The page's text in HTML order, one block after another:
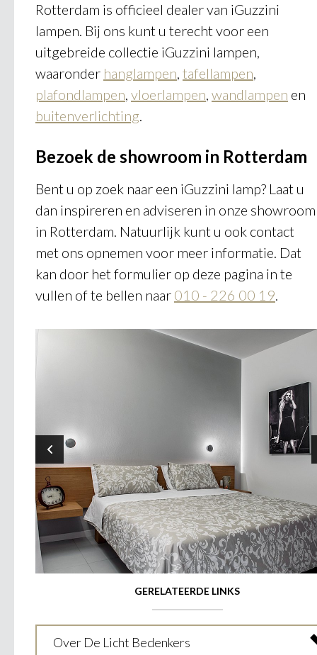
Rotterdam is officieel dealer van iGuzzini
lampen. Bij ons kunt u terecht voor een
uitgebreide collectie iGuzzini lampen,
waaronder hanglampen, tafellampen,
plafondlampen, vloerlampen, wandlampen en
buitenverlichting.
Bezoek de showroom in Rotterdam
Bent u op zoek naar een iGuzzini lamp? Laat u
dan inspireren en adviseren in onze showroom
in Rotterdam. Natuurlijk kunt u ook contact
met ons opnemen voor meer informatie. Dat
kan door het formulier op deze pagina in te
vullen of te bellen naar 010 - 226 00 19.
GERELATEERDE LINKS
Over De Licht Bedenkers